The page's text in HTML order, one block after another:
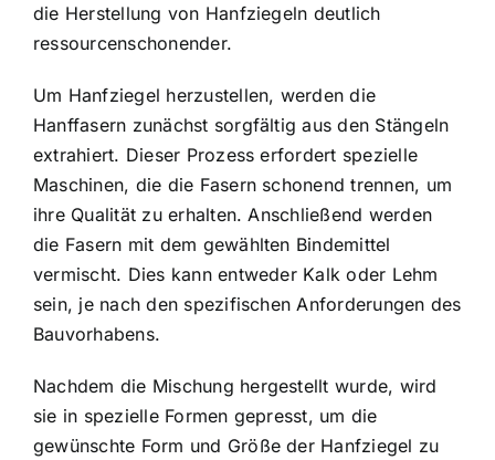
die Herstellung von Hanfziegeln deutlich
ressourcenschonender.
Um Hanfziegel herzustellen, werden die
Hanffasern zunächst sorgfältig aus den Stängeln
extrahiert. Dieser Prozess erfordert spezielle
Maschinen, die die Fasern schonend trennen, um
ihre Qualität zu erhalten. Anschließend werden
die Fasern mit dem gewählten Bindemittel
vermischt. Dies kann entweder Kalk oder Lehm
sein, je nach den spezifischen Anforderungen des
Bauvorhabens.
Nachdem die Mischung hergestellt wurde, wird
sie in spezielle Formen gepresst, um die
gewünschte Form und Größe der Hanfziegel zu